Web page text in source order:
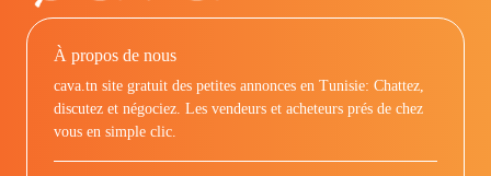
À propos de nous
cava.tn site gratuit des petites annonces en Tunisie: Chattez,
discutez et négociez. Les vendeurs et acheteurs prés de chez
vous en simple clic.